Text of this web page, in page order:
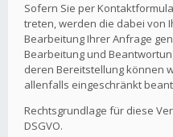
Sofern Sie per
treten, werden die dabei von
Bearbeitung Ihrer Anfrage
Bearbeitung und
deren Bereitstellung können
allenfalls eingeschränkt
Rechtsgrundlage für diese
DSGVO.